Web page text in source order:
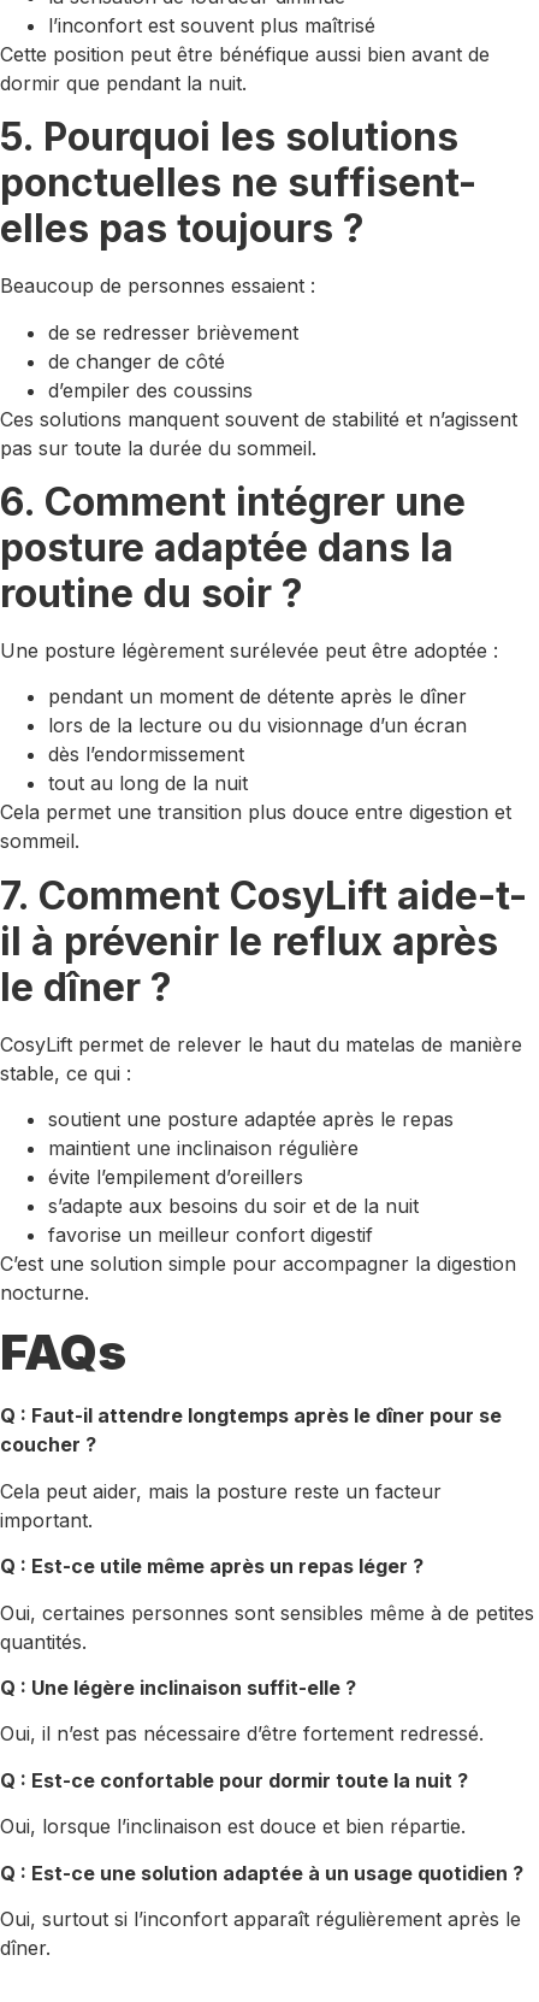
l’inconfort est souvent plus maîtrisé
Cette position peut être bénéfique aussi bien avant de
dormir que pendant la nuit.
5. Pourquoi les solutions
ponctuelles ne suffisent-
elles pas toujours ?
Beaucoup de personnes essaient :
de se redresser brièvement
de changer de côté
d’empiler des coussins
Ces solutions manquent souvent de stabilité et n’agissent
pas sur toute la durée du sommeil.
6. Comment intégrer une
posture adaptée dans la
routine du soir ?
Une posture légèrement surélevée peut être adoptée :
pendant un moment de détente après le dîner
lors de la lecture ou du visionnage d’un écran
dès l’endormissement
tout au long de la nuit
Cela permet une transition plus douce entre digestion et
sommeil.
7. Comment CosyLift aide-t-
il à prévenir le reflux après
le dîner ?
CosyLift permet de relever le haut du matelas de manière
stable, ce qui :
soutient une posture adaptée après le repas
maintient une inclinaison régulière
évite l’empilement d’oreillers
s’adapte aux besoins du soir et de la nuit
favorise un meilleur confort digestif
C’est une solution simple pour accompagner la digestion
nocturne.
FAQs
Q : Faut-il attendre longtemps après le dîner pour se
coucher ?
Cela peut aider, mais la posture reste un facteur
important.
Q : Est-ce utile même après un repas léger ?
Oui, certaines personnes sont sensibles même à de petites
quantités.
Q : Une légère inclinaison suffit-elle ?
Oui, il n’est pas nécessaire d’être fortement redressé.
Q : Est-ce confortable pour dormir toute la nuit ?
Oui, lorsque l’inclinaison est douce et bien répartie.
Q : Est-ce une solution adaptée à un usage quotidien ?
Oui, surtout si l’inconfort apparaît régulièrement après le
dîner.